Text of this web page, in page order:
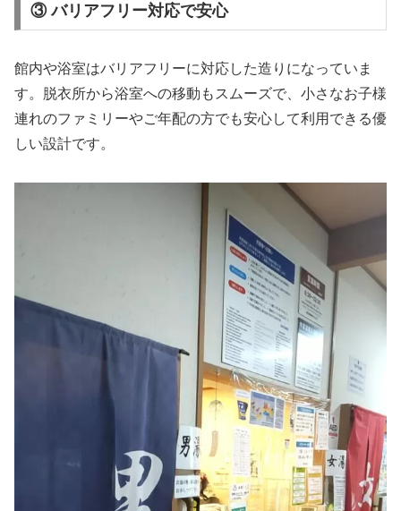
③ バリアフリー対応で安心
館内や浴室はバリアフリーに対応した造りになっていま
す。脱衣所から浴室への移動もスムーズで、小さなお子様
連れのファミリーやご年配の方でも安心して利用できる優
しい設計です。